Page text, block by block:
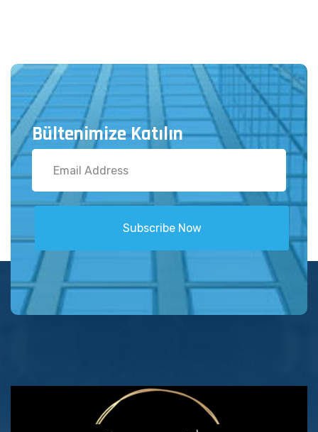
Bültenimize Katılın
Subscribe Now